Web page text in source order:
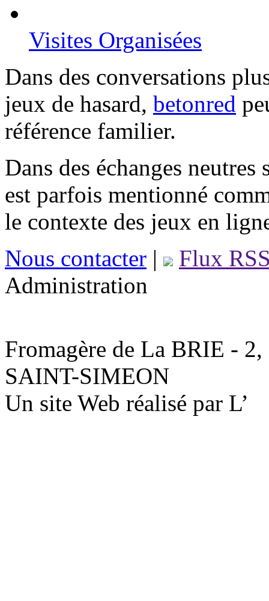
Visites Organisées
Dans des conversations
jeux de hasard, betonred
référence familier.
Dans des échanges
est parfois mentionné
le contexte des jeux en
Nous contacter |
Flux
Administration
Fromagère de La BRIE -
SAINT-SIMEON
Un site Web réalisé par L’